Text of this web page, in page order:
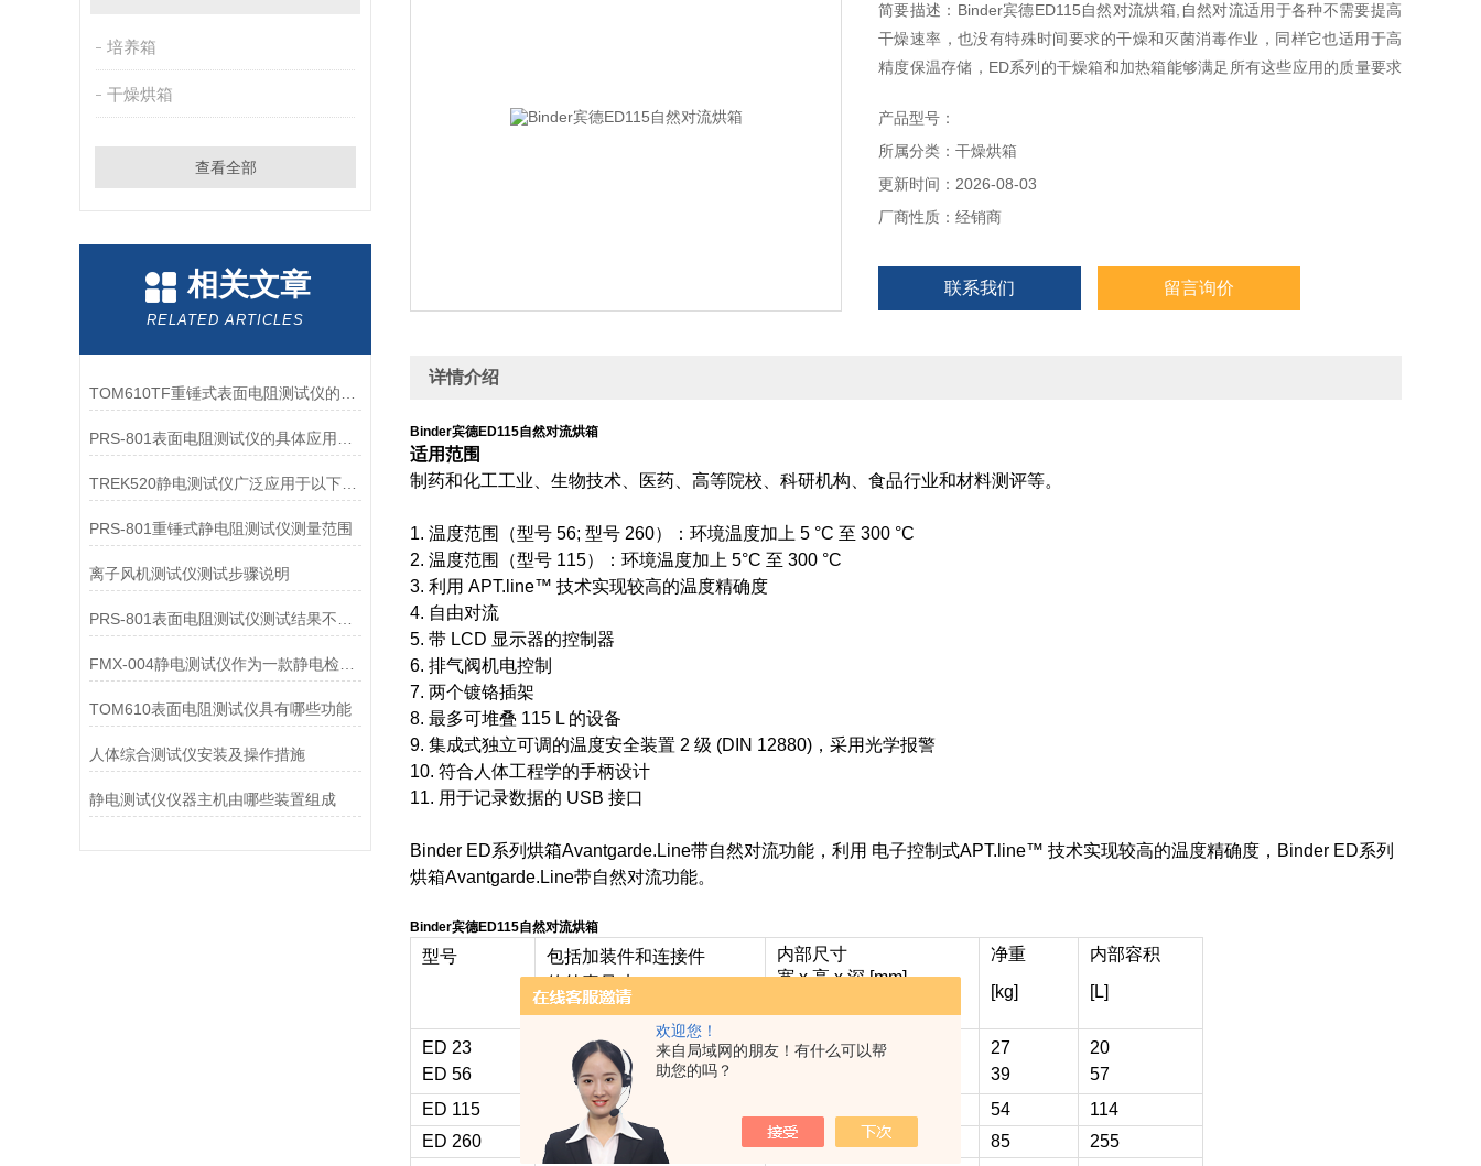
欢迎您！
来自局域网的朋友！有什么可以帮
助您的吗？
培养箱
干燥烘箱
查看全部
相关文章
RELATED ARTICLES
TREK520静电测试仪广泛应用于以下领域
PRS-801重锤式静电阻测试仪测量范围
离子风机测试仪测试步骤说明
TOM610表面电阻测试仪具有哪些功能
人体综合测试仪安装及操作措施
静电测试仪仪器主机由哪些装置组成
简要描述：Binder宾德ED115自然对流烘箱,自然对流适用于各种不需要提高
干燥速率，也没有特殊时间要求的干燥和灭菌消毒作业，同样它也适用于高
精度保温存储，ED系列的干燥箱和加热箱能够满足所有这些应用的质量要求
益较好。
产品型号：
所属分类：干燥烘箱
更新时间：2026-08-03
厂商性质：经销商
联系我们 留言询价
详情介绍
Binder宾德ED115自然对流烘箱
适用范围
制药和化工工业、生物技术、医药、高等院校、科研机构、食品行业和材料测评等。
1. 温度范围（型号 56; 型号 260）：环境温度加上 5 °C 至 300 °C
2. 温度范围（型号 115）：环境温度加上 5°C 至 300 °C
3. 利用 APT.line™ 技术实现较高的温度精确度
4. 自由对流
5. 带 LCD 显示器的控制器
6. 排气阀机电控制
7. 两个镀铬插架
8. 最多可堆叠 115 L 的设备
9. 集成式独立可调的温度安全装置 2 级 (DIN 12880)，采用光学报警
10. 符合人体工程学的手柄设计
11. 用于记录数据的 USB 接口
Binder ED系列烘箱Avantgarde.Line带自然对流功能，利用 电子控制式APT.line™ 技术实现较高的温度精确度，Binder ED系列
烘箱Avantgarde.Line带自然对流功能。
Binder宾德ED115自然对流烘箱
型号
包括加装件和连接件
的外壳尺寸
宽 x 高 x 深 [mm]
内部尺寸
宽 x 高 x 深 [mm]
净重
[kg]
内部容积
[L]
ED 23
ED 56
435 X 495 X 520
560 x 625 x 565
222 X 330 X 300
27
39
20
57
ED 115
710 x 735 x 605 54
114
ED 260
810 x 965 x 760 610 x 760 x 550 85
255